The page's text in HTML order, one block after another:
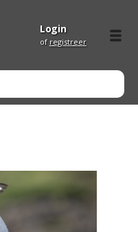
Login
of registreer